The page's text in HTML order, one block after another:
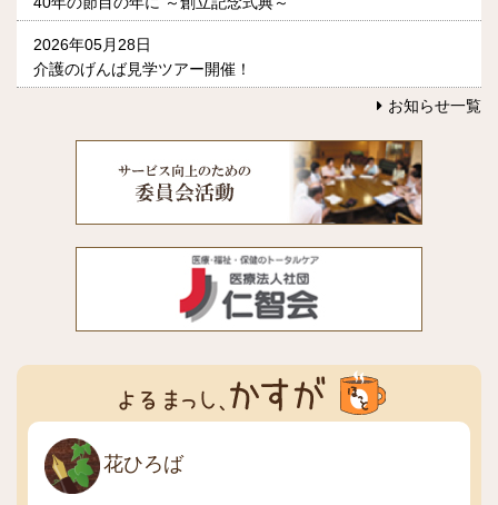
2026年05月28日
介護のげんば見学ツアー開催！
お知らせ一覧
花ひろば